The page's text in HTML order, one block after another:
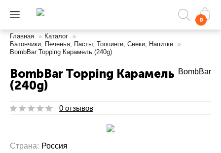
0
Главная » Каталог
»
Батончики, Печенья, Пасты, Топпинги, Снеки, Напитки
»
BombBar Topping Карамель (240g)
BombBar Topping Карамель
(240g)
BombBar
0 отзывов
Страна: Россия